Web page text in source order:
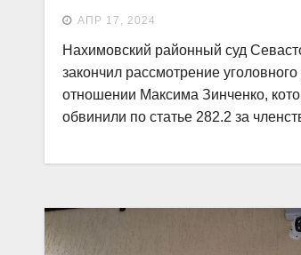
АПР 17, 2024
Нахимовский районный суд
закончил рассмотрение уголовного
отношении Максима Зинченко,
обвинили по статье 282.2 за